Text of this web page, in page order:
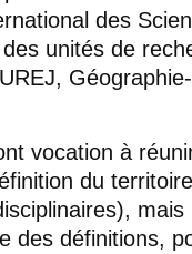
des
unités de
vocation à
du
des définitions,